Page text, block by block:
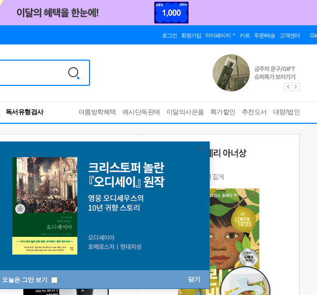
로그인 회원가입 마이페이지 카트 주문/배송 고객센터
RBTI Lab
독서유형검사
여름방학혜택 예사단독판매 이달의사은품 특가할인 추천도서 대량/법인
오늘은 그만 보기 닫기